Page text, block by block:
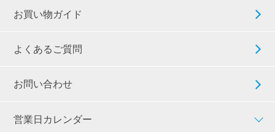
お買い物ガイド
よくあるご質問
お問い合わせ
営業日カレンダー